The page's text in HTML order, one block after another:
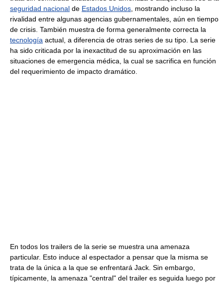
seguridad nacional de Estados Unidos , mostrando incluso la
rivalidad entre algunas agencias gubernamentales, aún en tiempo
de crisis. También muestra de forma generalmente correcta la
tecnología actual, a diferencia de otras series de su tipo. La serie
ha sido criticada por la inexactitud de su aproximación en las
situaciones de emergencia médica, la cual se sacrifica en función
del requerimiento de impacto dramático.
En todos los trailers de la serie se muestra una amenaza
particular. Esto induce al espectador a pensar que la misma se
trata de la única a la que se enfrentará Jack. Sin embargo,
típicamente, la amenaza "central" del trailer es seguida luego por